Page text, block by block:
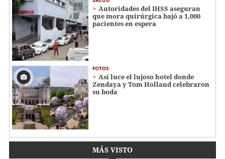
Autoridades del IHSS aseguran
que mora quirúrgica bajó a 1,000
pacientes en espera
FOTOS
Así luce el lujoso hotel donde
Zendaya y Tom Holland celebraron
su boda
MÁS VISTO